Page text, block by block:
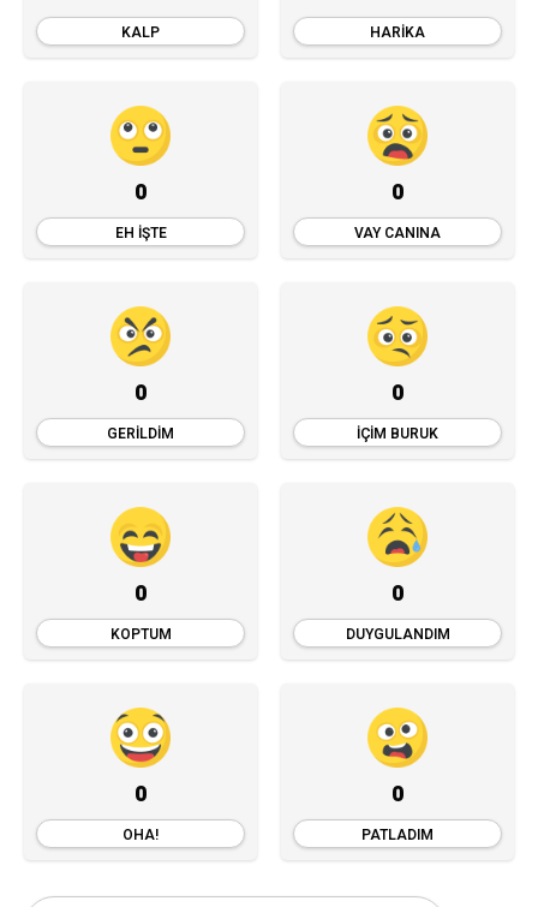
KALP HARIKA
0
EH İŞTE
0
VAY CANINA
0
GERILDIM
0
İÇIM BURUK
0
KOPTUM
0
DUYGULANDIM
0
OHA!
0
PATLADIM